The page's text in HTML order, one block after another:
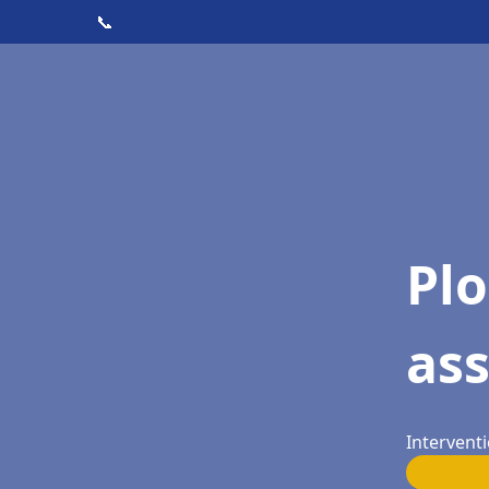
📞